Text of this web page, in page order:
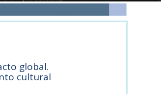
global.
cultural